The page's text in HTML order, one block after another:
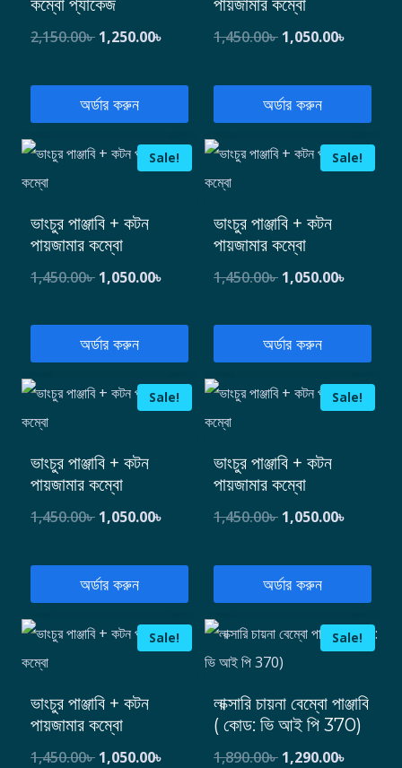
কম্বো প্যাকেজ
2,150.00৳ 1,250.00৳
অর্ডার করুন
পায়জামার কম্বো
1,450.00৳ 1,050.00৳
অর্ডার করুন
Sale!
ভাংচুর পাঞ্জাবি + কটন
পায়জামার কম্বো
1,450.00৳ 1,050.00৳
অর্ডার করুন
Sale!
ভাংচুর পাঞ্জাবি + কটন
পায়জামার কম্বো
1,450.00৳ 1,050.00৳
অর্ডার করুন
Sale!
ভাংচুর পাঞ্জাবি + কটন
পায়জামার কম্বো
1,450.00৳ 1,050.00৳
অর্ডার করুন
Sale!
ভাংচুর পাঞ্জাবি + কটন
পায়জামার কম্বো
1,450.00৳ 1,050.00৳
অর্ডার করুন
Sale!
ভাংচুর পাঞ্জাবি + কটন
পায়জামার কম্বো
1,450.00৳ 1,050.00৳
Sale!
লাক্সারি চায়না বেম্বো পাঞ্জাবি
( কোড: ভি আই পি 370)
1,890.00৳ 1,290.00৳